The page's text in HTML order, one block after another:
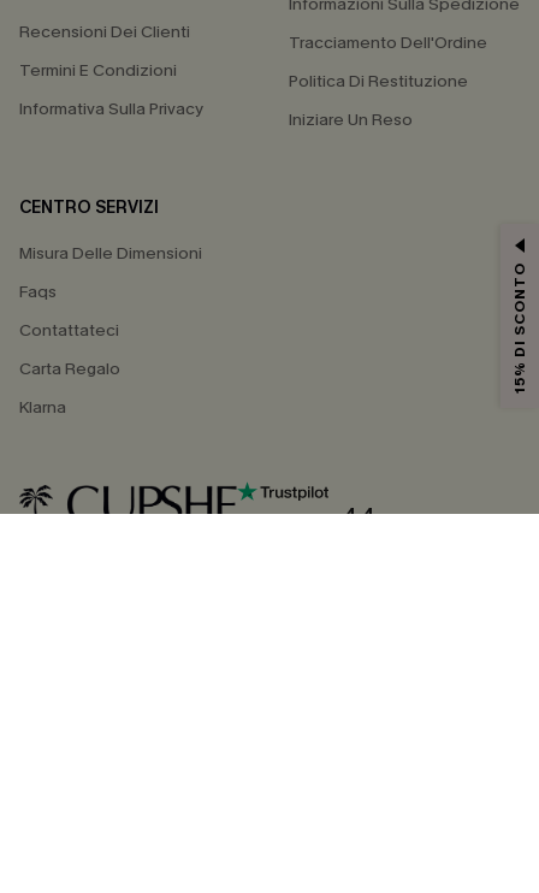
Recensioni Dei Clienti
Termini E Condizioni
Informativa Sulla Privacy
Tracciamento Dell'Ordine
Politica Di Restituzione
Iniziare Un Reso
CENTRO SERVIZI
Misura Delle Dimensioni
Faqs
Contattateci
Carta Regalo
Klarna
4.4
15% DI SCONTO